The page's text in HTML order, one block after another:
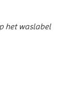
het waslabel